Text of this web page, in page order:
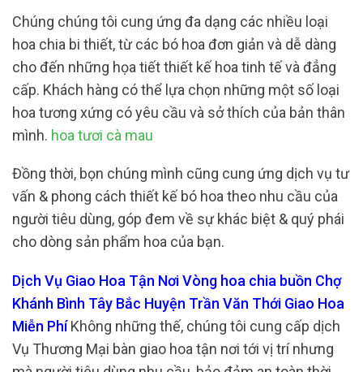
Chúng chúng tôi cung ứng đa dạng các nhiều loại
hoa chia bi thiết, từ các bó hoa đơn giản và dễ dàng
cho đến những họa tiết thiết kế hoa tinh tế và đẳng
cấp. Khách hàng có thể lựa chọn những một số loại
hoa tương xứng có yêu cầu và sở thích của bản thân
mình. hoa tươi cà mau
Đồng thời, bọn chúng mình cũng cung ứng dịch vụ tư
vấn & phong cách thiết kế bó hoa theo nhu cầu của
người tiêu dùng, góp đem về sự khác biệt & quý phái
cho dòng sản phẩm hoa của bạn.
Dịch Vụ Giao Hoa Tận Nơi Vòng hoa chia buồn Chợ
Khánh Bình Tây Bắc Huyện Trần Văn Thới Giao Hoa
Miễn PhíKhông những thế, chúng tôi cung cấp dịch
Vụ Thương Mại bàn giao hoa tận nơi tới vị trí nhưng